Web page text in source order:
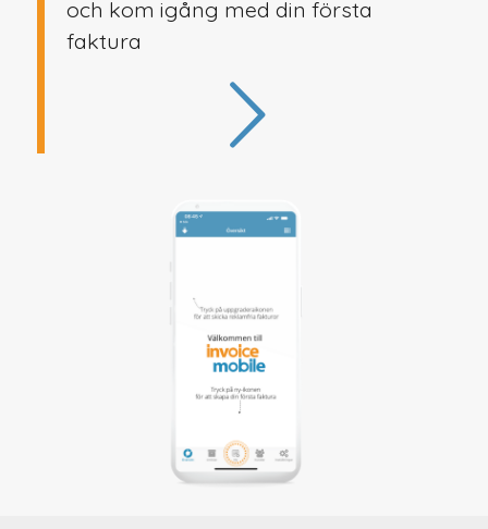
och kom igång med din första
faktura